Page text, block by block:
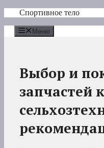
Перейти
содержимому
Спортивное тело
Меню
Выбор и
запчастей к